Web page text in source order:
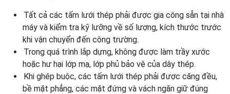
Tất cả các tấm lưới thép phải được gia công sẵn tại nhà
máy và kiểm tra kỹ lưỡng về số lượng, kích thước trước
khi vận chuyển đến công trường.
Trong quá trình lắp dựng, không được làm trầy xước
hoặc hư hại lớp mạ, lớp phủ bảo vệ của dây thép.
Khi ghép buộc, các tấm lưới thép phải được căng đều,
bề mặt phẳng, các mặt đứng và vách ngăn giữ đúng